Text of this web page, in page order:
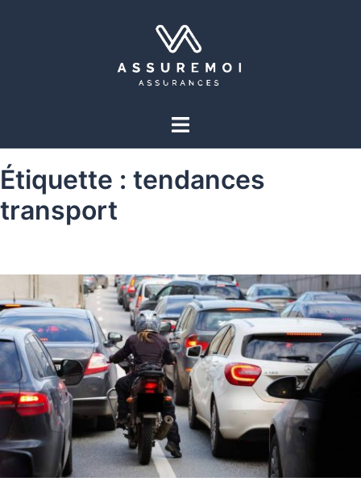
Étiquette : tendances
transport